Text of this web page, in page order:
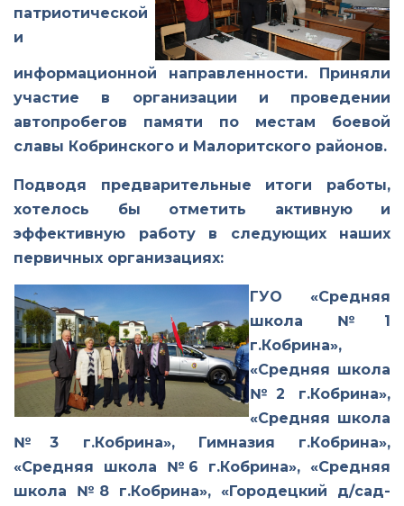
патриотической
и
информационной направленности. Приняли
участие в организации и проведении
автопробегов памяти по местам боевой
славы Кобринского и Малоритского районов.
Подводя предварительные итоги работы,
хотелось бы отметить активную и
эффективную работу в следующих наших
первичных организациях:
ГУО «Средняя
школа №1
г.Кобрина»,
«Средняя школа
№2 г.Кобрина»,
«Средняя школа
№3 г.Кобрина», Гимназия г.Кобрина»,
«Средняя школа №6 г.Кобрина», «Средняя
школа №8 г.Кобрина», «Городецкий д/сад-